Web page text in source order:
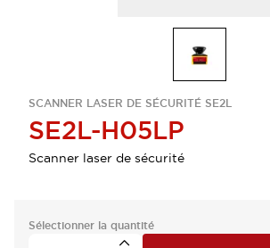
SCANNER LASER DE SÉCURITÉ SE2L
SE2L-H05LP
Scanner laser de sécurité
Sélectionner la quantité